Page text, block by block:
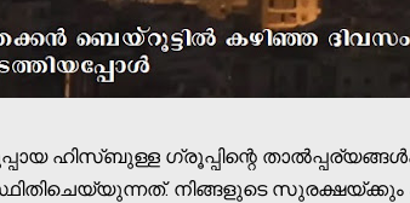
ഹിസ്ബുള്ള ഗ്രൂപ്പിന്റെ
നിങ്ങളുടെ